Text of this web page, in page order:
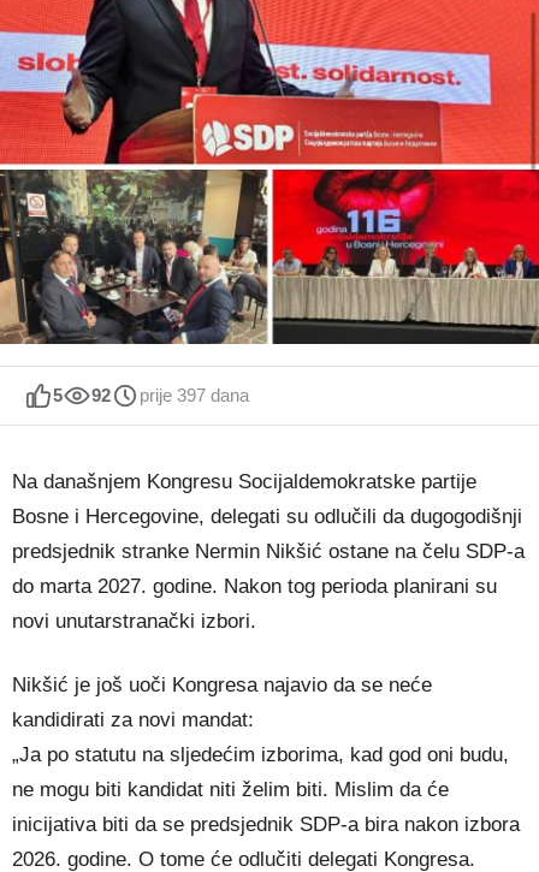
5 92 prije 397 dana
Na današnjem Kongresu Socijaldemokratske partije
Bosne i Hercegovine, delegati su odlučili da dugogodišnji
predsjednik stranke Nermin Nikšić ostane na čelu SDP-a
do marta 2027. godine. Nakon tog perioda planirani su
novi unutarstranački izbori.
Nikšić je još uoči Kongresa najavio da se neće
kandidirati za novi mandat:
„Ja po statutu na sljedećim izborima, kad god oni budu,
ne mogu biti kandidat niti želim biti. Mislim da će
inicijativa biti da se predsjednik SDP-a bira nakon izbora
2026. godine. O tome će odlučiti delegati Kongresa.